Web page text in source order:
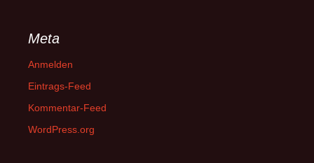
Meta
Anmelden
Eintrags-Feed
Kommentar-Feed
WordPress.org